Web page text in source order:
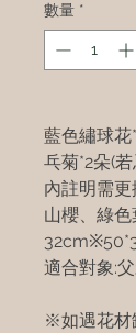
數量 *
藍色繡球花
乓菊*2朵(
內註明需
山櫻、綠
適合對象:
※如遇花材